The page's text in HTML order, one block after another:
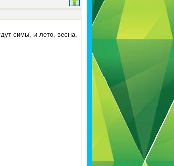
симы, и лето, весна,